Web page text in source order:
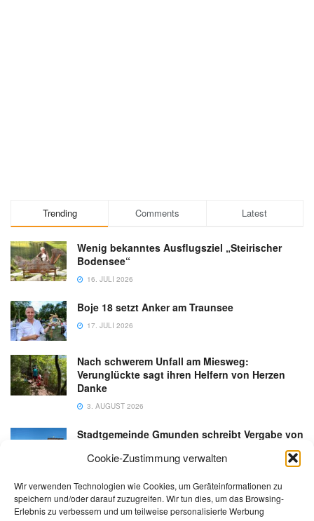
Cookie-Zustimmung verwalten
Wir verwenden Technologien wie Cookies, um Geräteinformationen zu
speichern und/oder darauf zuzugreifen. Wir tun dies, um das Browsing-
Erlebnis zu verbessern und um teilweise personalisierte Werbung
Trending Comments Latest
Wenig bekanntes Ausflugsziel „Steirischer
Bodensee“
16. JULI 2026
Boje 18 setzt Anker am Traunsee
17. JULI 2026
Nach schwerem Unfall am Miesweg:
Verunglückte sagt ihren Helfern von Herzen
Danke
3. AUGUST 2026
Stadtgemeinde Gmunden schreibt Vergabe von
Gastronomiebetrieb an der Esplanade neu aus